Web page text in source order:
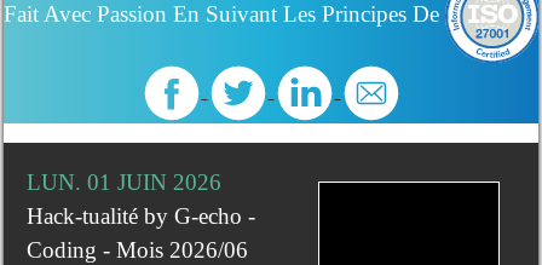
Fait Avec Passion En Suivant Les Principes De
LUN. 01 JUIN 2026
Hack-tualité by G-echo -
Coding - Mois 2026/06